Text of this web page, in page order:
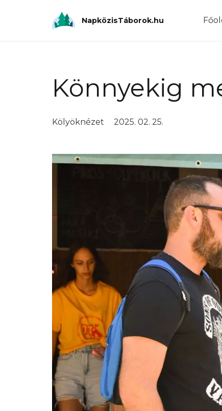
NapközisTáborok.hu
Könnyekig
Kölyöknézet 2025. 02. 25.